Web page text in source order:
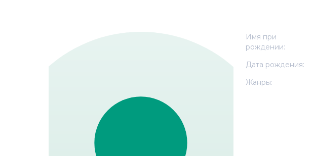
Имя при
рождении:
Дата рождения:
Жанры: